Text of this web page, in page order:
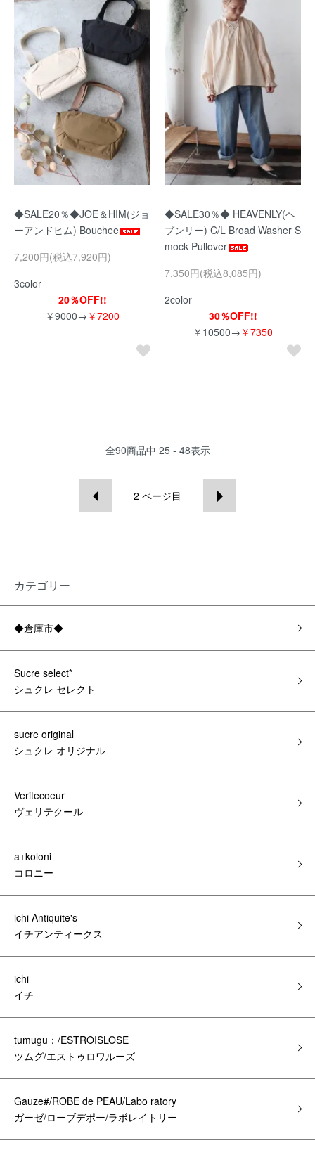
◆SALE20％◆JOE＆HIM(ジョ
ーアンドヒム) Bouchee
7,200円(税込7,920円)
3color
20％OFF!!
￥9000→ ￥7200
◆SALE30％◆ HEAVENLY(ヘ
ブンリー) C/L Broad Washer S
mock Pullover
7,350円(税込8,085円)
2color
30％OFF!!
￥10500→ ￥7350
全90商品中 25 - 48表示
2 ページ目
カテゴリー
◆倉庫市◆
Sucre select*
シュクレ セレクト
sucre original
シュクレ オリジナル
Veritecoeur
ヴェリテクール
a+koloni
コロニー
ichi Antiquite's
イチアンティークス
ichi
イチ
tumugu：/ESTROISLOSE
ツムグ/エストゥロワルーズ
Gauze#/ROBE de PEAU/Labo ratory
ガーゼ/ローブデポー/ラボレイトリー